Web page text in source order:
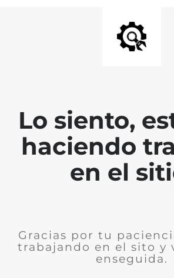
Lo siento,
haciendo
en el
Gracias por tu
trabajando en el sito y
enseguida.